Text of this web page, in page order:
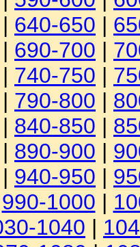
| 640-650 |
| 690-700 |
| 740-750 |
| 790-800 |
| 840-850 |
| 890-900 |
| 940-950 |
990-1000 |
1040 |